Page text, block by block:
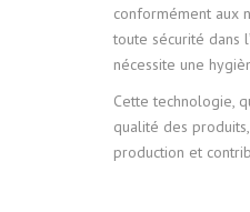
conformément aux
toute sécurité dans
nécessite une
Cette technologie,
qualité des
production et